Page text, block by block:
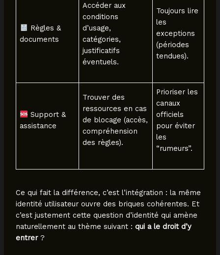
Règles &
documents
Accéder aux
conditions
d’usage,
catégories,
justificatifs
éventuels.
Toujours lire
les
exceptions
(périodes
tendues).
Support &
assistance
Trouver des
ressources en cas
de blocage (accès,
compréhension
des règles).
Prioriser les
canaux
officiels
pour éviter
les
“rumeurs”.
Ce qui fait la différence, c’est l’intégration : la même
identité utilisateur ouvre des briques cohérentes. Et
c’est justement cette question d’identité qui amène
naturellement au thème suivant : qui a le droit d’y
entrer?